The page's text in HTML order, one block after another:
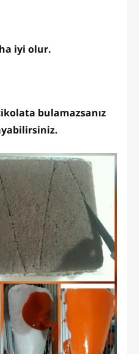
iyi olur.
bulamazsanız